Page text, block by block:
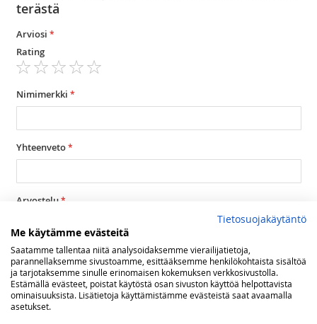
terästä
Arviosi
Rating
star
stars
stars
stars
stars
Nimimerkki
Yhteenveto
Arvostelu
Lähetä arvostelu
Tietosuojakäytäntö
Me käytämme evästeitä
Saatamme tallentaa niitä analysoidaksemme vierailijatietoja,
parannellaksemme sivustoamme, esittääksemme henkilökohtaista sisältöä
ja tarjotaksemme sinulle erinomaisen kokemuksen verkkosivustolla.
Estämällä evästeet, poistat käytöstä osan sivuston käyttöä helpottavista
ominaisuuksista. Lisätietoja käyttämistämme evästeistä saat avaamalla
asetukset.